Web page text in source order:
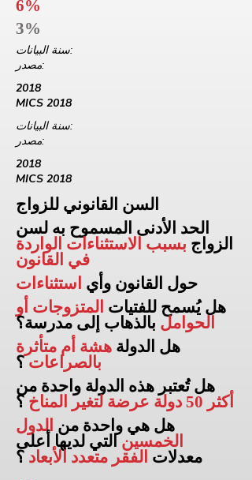
6%
3%
سنة البيانات:
مصدر:
2018
MICS 2018
سنة البيانات:
مصدر:
2018
MICS 2018
السن القانوني للزواج
الحد الأدنى المسموح به لسن
الزواج بسبب الاستثناءات الواردة
في القانون
حول القانون وأي استثناءات
هل يُسمح للفتيات المتزوجات أو
الحوامل بالذهاب إلى مدرسة؟
هل الدولة هشة أم متأثرة
بالصراعات ؟
هل تُعتبر هذه الدولة واحدة من
أكثر 50 دولة عرضة لتغير المناخ
؟
هل هي واحدة من الدول
الخمسين التي لديها أعلى
معدلات الفقر متعدد الأبعاد ؟